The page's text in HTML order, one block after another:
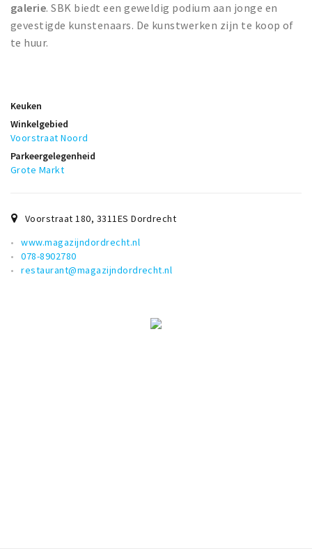
galerie. SBK biedt een geweldig podium aan jonge en
gevestigde kunstenaars. De kunstwerken zijn te koop of
te huur.
Keuken
Winkelgebied
Voorstraat Noord
Parkeergelegenheid
Grote Markt
Voorstraat 180, 3311ES Dordrecht
www.magazijndordrecht.nl
078-8902780
restaurant@magazijndordrecht.nl